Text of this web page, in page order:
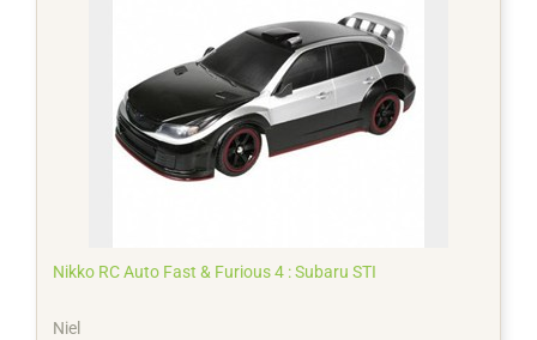
Nikko RC Auto Fast & Furious 4 : Subaru STI
Niel